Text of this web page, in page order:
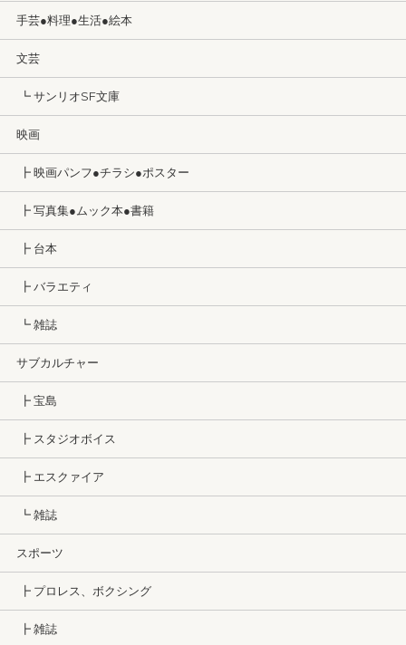
手芸●料理●生活●絵本
文芸
┗ サンリオSF文庫
映画
┣ 映画パンフ●チラシ●ポスター
┣ 写真集●ムック本●書籍
┣ 台本
┣ バラエティ
┗ 雑誌
サブカルチャー
┣ 宝島
┣ スタジオボイス
┣ エスクァイア
┗ 雑誌
スポーツ
┣ プロレス、ボクシング
┣ 雑誌